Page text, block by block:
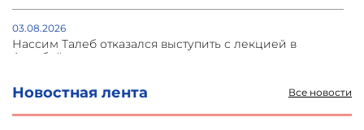
Новостная лента Все новости
03.08.2026
Нассим Талеб отказался выступить с лекцией в
Азербайджане
31.07.2026
Сотрудничество и очереди – детали визита главы